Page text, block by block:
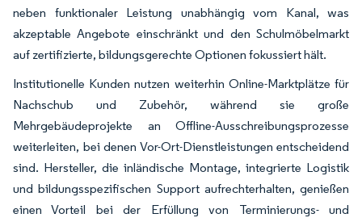
neben funktionaler Leistung unabhängig vom Kanal, was
akzeptable Angebote einschränkt und den Schulmöbelmarkt
auf zertifizierte, bildungsgerechte Optionen fokussiert hält.
Institutionelle Kunden nutzen weiterhin Online-Marktplätze für
Nachschub und Zubehör, während sie große
Mehrgebäudeprojekte an Offline-Ausschreibungsprozesse
weiterleiten, bei denen Vor-Ort-Dienstleistungen entscheidend
sind. Hersteller, die inländische Montage, integrierte Logistik
und bildungsspezifischen Support aufrechterhalten, genießen
einen Vorteil bei der Erfüllung von Terminierungs- und